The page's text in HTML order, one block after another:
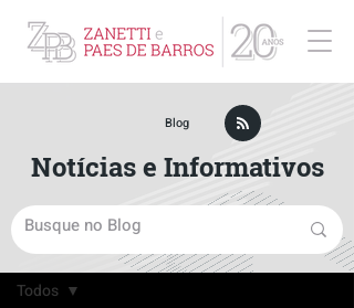
Post
Todos
Blog
Notícias e Informativos